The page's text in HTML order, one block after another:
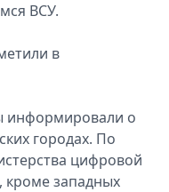
ВСУ.
в
информировали о
городах. По
цифровой
кроме западных